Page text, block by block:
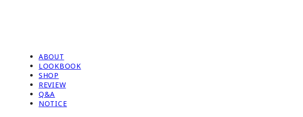
ABOUT
LOOKBOOK
SHOP
REVIEW
Q&A
NOTICE